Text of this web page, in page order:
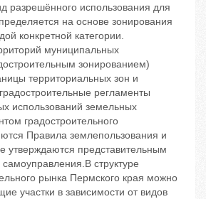
разрешённого использования для
на основе зонирования
конкретной категории.
муниципальных
зонированием)
территориальных зон и
регламенты
использований земельных
градостроительного
Правила землепользования и
утверждаются представительным
структуре
рынка Пермского края можно
участки в зависимости от видов